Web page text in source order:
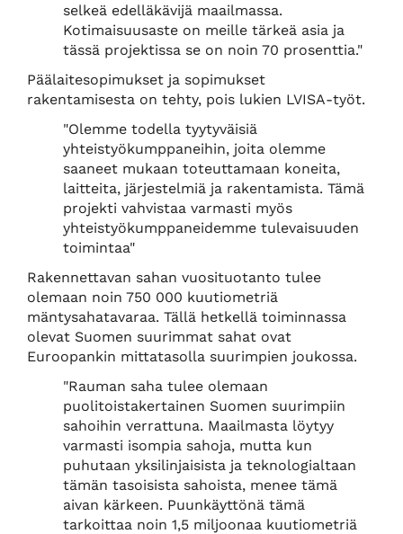
selkeä edelläkävijä maailmassa.
Kotimaisuusaste on meille tärkeä asia ja
tässä projektissa se on noin 70 prosenttia."
Päälaitesopimukset ja sopimukset
rakentamisesta on tehty, pois lukien LVISA-työt.
"Olemme todella tyytyväisiä
yhteistyökumppaneihin, joita olemme
saaneet mukaan toteuttamaan koneita,
laitteita, järjestelmiä ja rakentamista. Tämä
projekti vahvistaa varmasti myös
yhteistyökumppaneidemme tulevaisuuden
toimintaa"
Rakennettavan sahan vuosituotanto tulee
olemaan noin 750 000 kuutiometriä
mäntysahatavaraa. Tällä hetkellä toiminnassa
olevat Suomen suurimmat sahat ovat
Euroopankin mittatasolla suurimpien joukossa.
"Rauman saha tulee olemaan
puolitoistakertainen Suomen suurimpiin
sahoihin verrattuna. Maailmasta löytyy
varmasti isompia sahoja, mutta kun
puhutaan yksilinjaisista ja teknologialtaan
tämän tasoisista sahoista, menee tämä
aivan kärkeen. Puunkäyttönä tämä
tarkoittaa noin 1,5 miljoonaa kuutiometriä